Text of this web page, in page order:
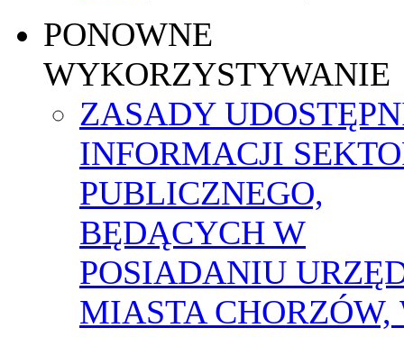
PONOWNE
WYKORZYSTYWANIE
ZASADY
INFORMACJI
PUBLICZNEGO,
BĘDĄCYCH W
POSIADANIU
MIASTA CHORZÓW,